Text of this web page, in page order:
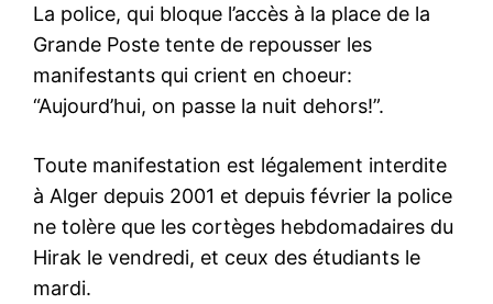
La police, qui bloque l’accès à la place de la
Grande Poste tente de repousser les
manifestants qui crient en choeur:
“Aujourd’hui, on passe la nuit dehors!”.
Toute manifestation est légalement interdite
à Alger depuis 2001 et depuis février la police
ne tolère que les cortèges hebdomadaires du
Hirak le vendredi, et ceux des étudiants le
mardi.